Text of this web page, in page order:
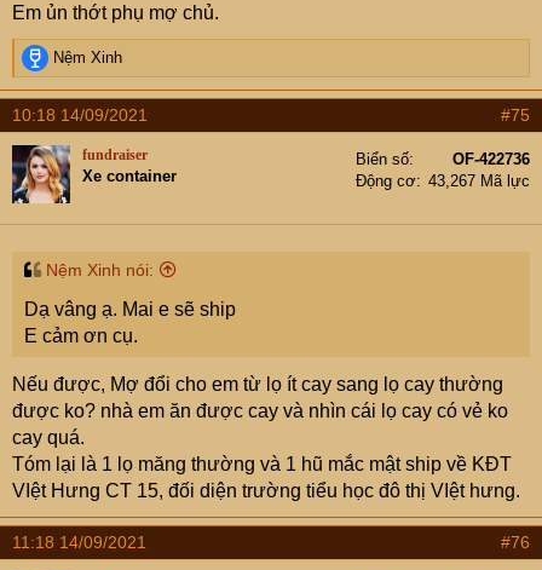
Em ủn thớt phụ mợ chủ.
R
e
a
c
t
i
o
n
s
Nệm Xinh
10:18 14/09/2021 #75
fundraiser
Xe container
Biển số
OF-422736
Động cơ
43,267 Mã lực
Nệm Xinh nói:
Dạ vâng ạ. Mai e sẽ ship
E cảm ơn cụ.
Nếu được, Mợ đổi cho em từ lọ ít cay sang lọ cay thường
được ko? nhà em ăn được cay và nhìn cái lọ cay có vẻ ko
cay quá.
Tóm lại là 1 lọ măng thường và 1 hũ mắc mật ship về KĐT
VIệt Hưng CT 15, đối diện trường tiểu học đô thị VIệt hưng.
11:18 14/09/2021 #76